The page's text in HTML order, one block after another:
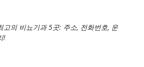
고의 비뇨기과 5곳: 주소, 전화번호, 운
!